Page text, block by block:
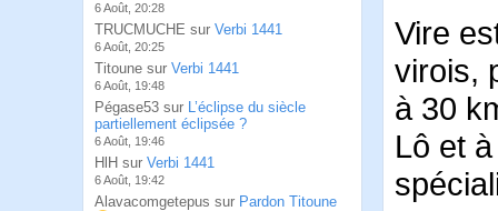
6 Août, 20:28
TRUCMUCHE sur Verbi 1441
6 Août, 20:25
Titoune sur Verbi 1441
6 Août, 19:48
Pégase53 sur L’éclipse du siècle
partiellement éclipsée ?
6 Août, 19:46
HlH sur Verbi 1441
6 Août, 19:42
Alavacomgetepus sur Pardon Titoune
Vire
virois,
à 30
Lô et